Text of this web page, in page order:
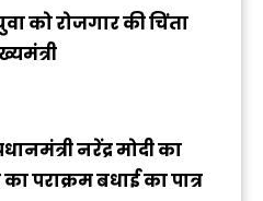
को रोजगार की चिंता
नरेंद्र मोदी का
पराक्रम बधाई का पात्र